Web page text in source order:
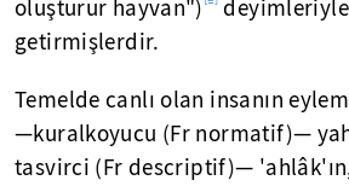
oluşturur hayvan")
getirmişlerdir.
Temelde canlı olan insanın
—kuralkoyucu (Fr normatif)—
tasvirci (Fr descriptif)—